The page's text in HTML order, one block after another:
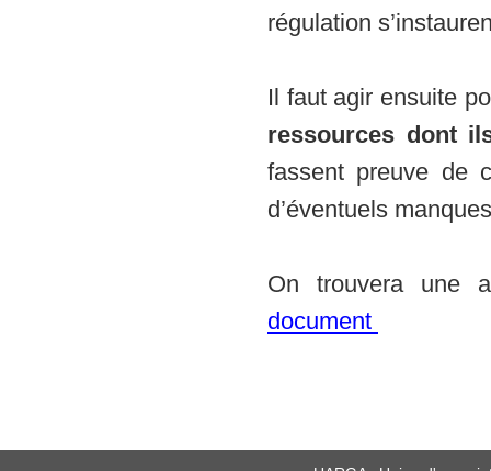
régulation
Il faut agir ensuite
ressources dont
fassent preuve de
d’éventuels
On trouvera une
document